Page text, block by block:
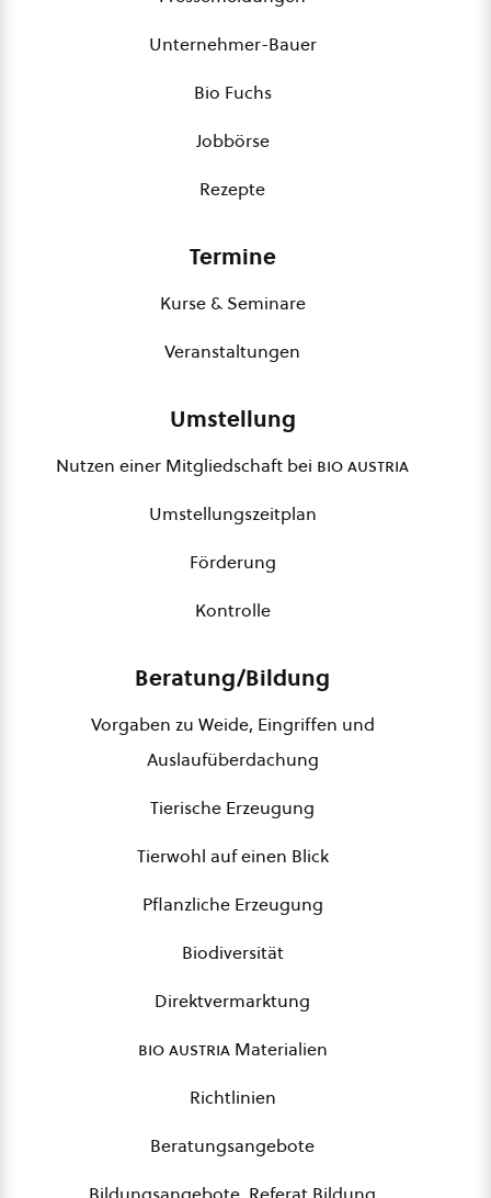
Unternehmer-Bauer
Bio Fuchs
Jobbörse
Rezepte
Termine
Kurse & Seminare
Veranstaltungen
Umstellung
Nutzen einer Mitgliedschaft bei bio austria
Umstellungszeitplan
Förderung
Kontrolle
Beratung/Bildung
Vorgaben zu Weide, Eingriffen und
Auslaufüberdachung
Tierische Erzeugung
Tierwohl auf einen Blick
Pflanzliche Erzeugung
Biodiversität
Direktvermarktung
bio austriaMaterialien
Richtlinien
Beratungsangebote